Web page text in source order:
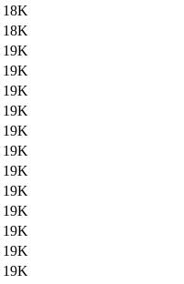
18K
18K
19K
19K
19K
19K
19K
19K
19K
19K
19K
19K
19K
19K